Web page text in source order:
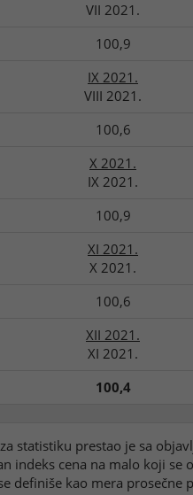
VII 2021.
100,9
IX 2021.
VIII 2021.
100,6
X 2021.
IX 2021.
100,9
XI 2021.
X 2021.
100,6
XII 2021.
XI 2021.
100,4
statistiku prestao je sa
indeks cena na malo koji
definiše kao mera